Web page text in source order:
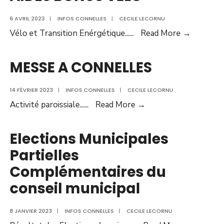
6 AVRIL 2023 | INFOS CONNELLES | CECILE LECORNU
Vélo et Transition Enérgétique...... Read More →
MESSE A CONNELLES
14 FÉVRIER 2023 | INFOS CONNELLES | CECILE LECORNU
Activité paroissiale...... Read More →
CONNELLES
Elections Municipales
Partielles
Complémentaires du
conseil municipal
8 JANVIER 2023 | INFOS CONNELLES | CECILE LECORNU